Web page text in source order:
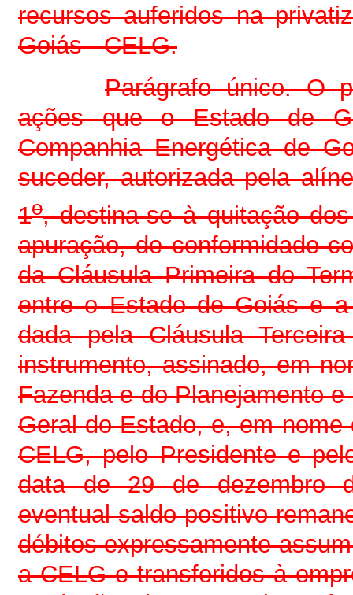
recursos auferidos na
Goiás - CELG.
Parágrafo único. O
ações que o Estado de
Companhia Energética de
suceder, autorizada pela
1o, destina-se à quitação
apuração, de conformidade
da Cláusula Primeira do
entre o Estado de Goiás e
dada pela Cláusula
instrumento, assinado, em
Fazenda e do Planejamento
Geral do Estado, e, em
CELG, pelo Presidente e
data de 29 de dezembro
eventual saldo positivo
débitos expressamente
a CELG e transferidos à